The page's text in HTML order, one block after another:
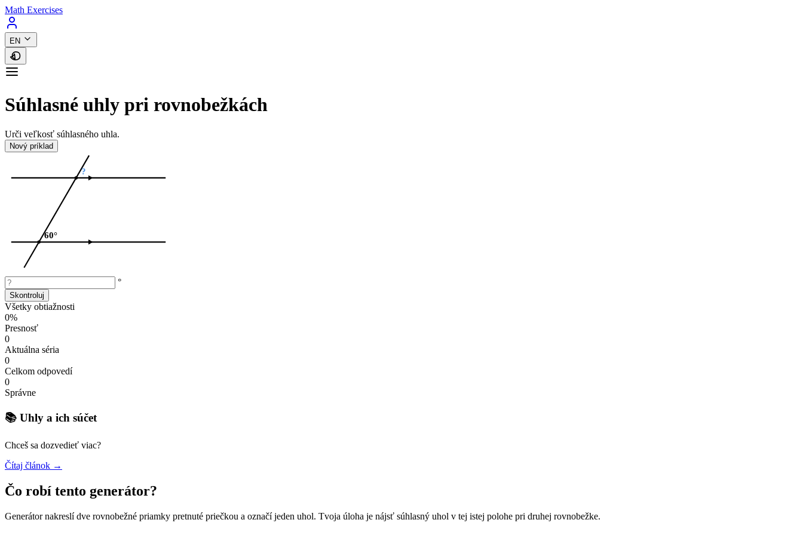
Math Exercises
EN
Súhlasné uhly pri rovnobežkách
Urči veľkosť súhlasného uhla.
Nový príklad
60°
?
°
Skontroluj
Všetky obtiažnosti
0%
Presnosť
0
Aktuálna séria
0
Celkom odpovedí
0
Správne
📚 Uhly a ich súčet
Chceš sa dozvedieť viac?
Čítaj článok →
Čo robí tento generátor?
Generátor nakreslí dve rovnobežné priamky pretnuté priečkou a označí jeden uhol. Tvoja úloha je nájsť súhlasný uhol v tej istej polohe pri druhej rovnobežke.